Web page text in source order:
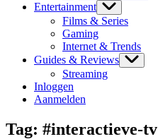
Entertainment
Films & Series
Gaming
Internet & Trends
Guides & Reviews
Streaming
Inloggen
Aanmelden
Tag: #interactieve-tv